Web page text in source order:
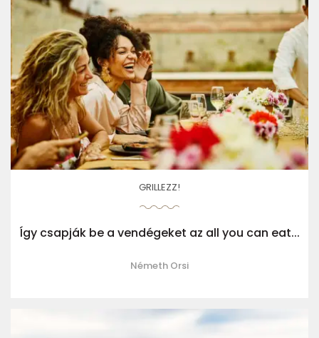
GRILLEZZ!
Így csapják be a vendégeket az all you can eat...
Németh Orsi